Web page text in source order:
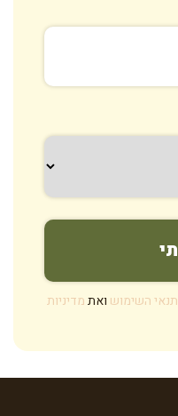
תנאי השימוש ואתמדיניות